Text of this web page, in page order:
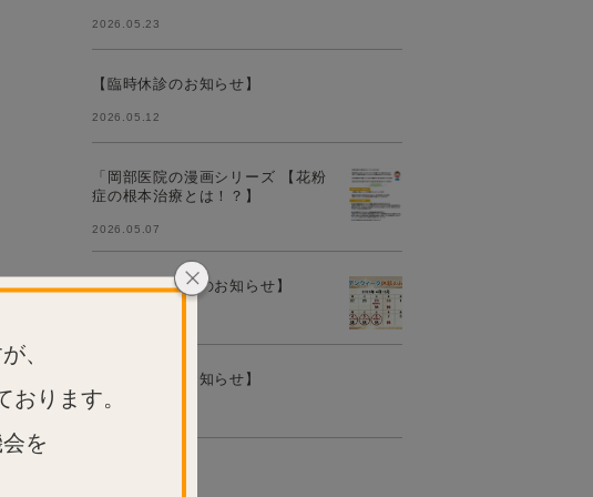
、
ります。
を
2026.05.23
【臨時休診のお知らせ】
2026.05.12
「岡部医院の漫画シリーズ 【花粉
症の根本治療とは！？】
2026.05.07
【岡部医院からのお知らせ】
【臨時休診のお知らせ】
2026.03.26